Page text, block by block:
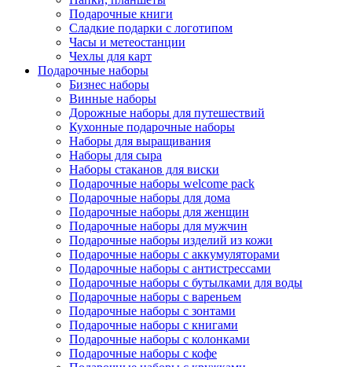
Подарочные книги
Сладкие подарки с логотипом
Часы и метеостанции
Чехлы для карт
Подарочные наборы
Бизнес наборы
Винные наборы
Дорожные наборы для путешествий
Кухонные подарочные наборы
Наборы для выращивания
Наборы для сыра
Наборы стаканов для виски
Подарочные наборы welcome pack
Подарочные наборы для дома
Подарочные наборы для женщин
Подарочные наборы для мужчин
Подарочные наборы изделий из кожи
Подарочные наборы с аккумуляторами
Подарочные наборы с антистрессами
Подарочные наборы с бутылками для воды
Подарочные наборы с вареньем
Подарочные наборы с зонтами
Подарочные наборы с книгами
Подарочные наборы с колонками
Подарочные наборы с кофе